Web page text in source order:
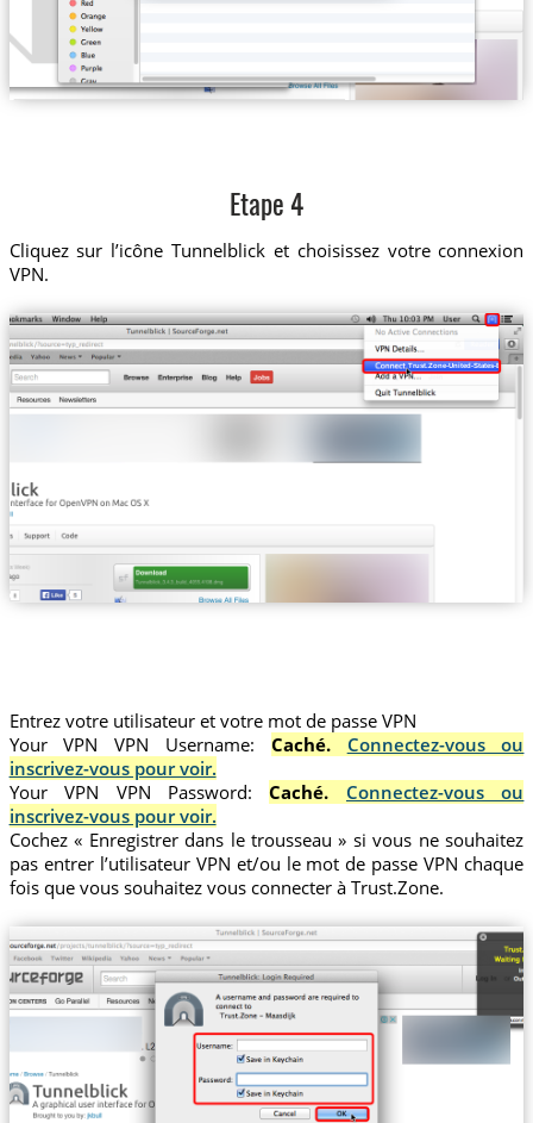
Etape 4
Cliquez sur l’icône Tunnelblick et choisissez votre connexion
VPN.
Trust.Zone-United-States-EAST
Entrez votre utilisateur et votre mot de passe VPN
Your VPN VPN Username: Caché. Connectez-vous ou
inscrivez-vous pour voir.
Your VPN VPN Password:Caché. Connectez-vous ou
inscrivez-vous pour voir.
Cochez « Enregistrer dans le trousseau » si vous ne souhaitez
pas entrer l’utilisateur VPN et/ou le mot de passe VPN chaque
fois que vous souhaitez vous connecter à Trust.Zone.